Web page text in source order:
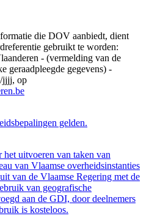
die DOV aanbiedt, dient
gebruikt te worden:
- (vermelding van de
geraadpleegde gegevens) -
jjjj, op
gelden.
uitvoeren van taken van
van Vlaamse overheidsinstanties
van de Vlaamse Regering met de
van geografische
aan de GDI, door deelnemers
is kosteloos.